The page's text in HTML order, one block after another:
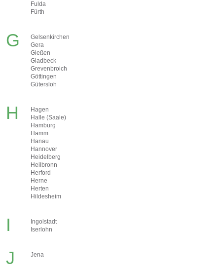
Fulda
Fürth
G
Gelsenkirchen
Gera
Gießen
Gladbeck
Grevenbroich
Göttingen
Gütersloh
H
Hagen
Halle (Saale)
Hamburg
Hamm
Hanau
Hannover
Heidelberg
Heilbronn
Herford
Herne
Herten
Hildesheim
I
Ingolstadt
Iserlohn
J Jena